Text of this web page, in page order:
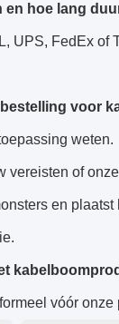
en hoe lang
UPS, FedEx of
voor
weten.
vereisten of
en
vóór